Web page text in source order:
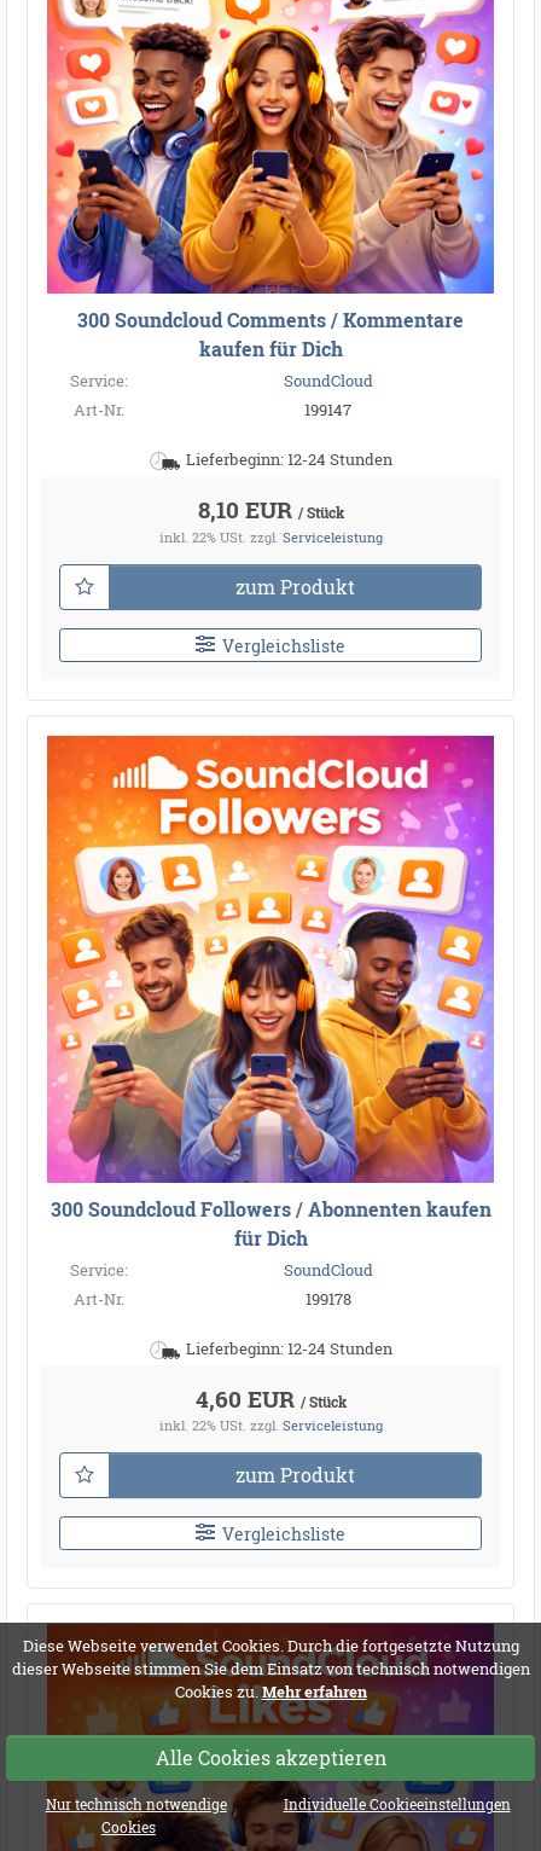
Diese Webseite verwendet Cookies. Durch die fortgesetzte Nutzung
dieser Webseite stimmen Sie dem Einsatz von technisch notwendigen
Cookies zu.Mehr erfahren
Alle Cookies akzeptieren
Nur technisch notwendige
Cookies
Individuelle Cookieeinstellungen
300 Soundcloud Comments / Kommentare
kaufen für Dich
Service:
SoundCloud
Art-Nr.
199147
Lieferbeginn: 12-24 Stunden
8,10 EUR / Stück
inkl. 22% USt. zzgl. Serviceleistung
zum Produkt
Vergleichsliste
300 Soundcloud Followers / Abonnenten kaufen
für Dich
Service:
SoundCloud
Art-Nr.
199178
Lieferbeginn: 12-24 Stunden
4,60 EUR / Stück
inkl. 22% USt. zzgl. Serviceleistung
zum Produkt
Vergleichsliste